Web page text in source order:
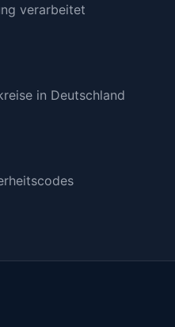
verarbeitet
in Deutschland